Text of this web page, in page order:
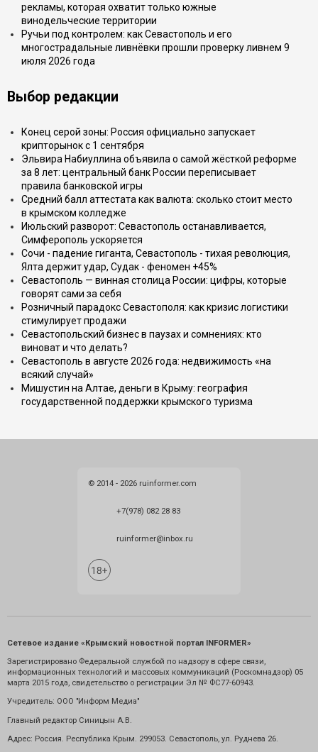
рекламы, которая охватит только южные
винодельческие территории
Ручьи под контролем: как Севастополь и его
многострадальные ливнёвки прошли проверку ливнем 9
июля 2026 года
Выбор редакции
Конец серой зоны: Россия официально запускает
крипторынок с 1 сентября
Эльвира Набиуллина объявила о самой жёсткой реформе
за 8 лет: центральный банк России переписывает
правила банковской игры
Средний балл аттестата как валюта: сколько стоит место
в крымском колледже
Июльский разворот: Севастополь останавливается,
Симферополь ускоряется
Сочи - падение гиганта, Севастополь - тихая революция,
Ялта держит удар, Судак - феномен +45%
Севастополь — винная столица России: цифры, которые
говорят сами за себя
Розничный парадокс Севастополя: как кризис логистики
стимулирует продажи
Севастопольский бизнес в паузах и сомнениях: кто
виноват и что делать?
Севастополь в августе 2026 года: недвижимость «на
всякий случай»
Мишустин на Алтае, деньги в Крыму: география
государственной поддержки крымского туризма
© 2014 - 2026 ruinformer.com
+7(978) 082 28 83
ruinformer@inbox.ru
Сетевое издание «Крымский новостной портал INFORMER»
Зарегистрировано Федеральной службой по надзору в сфере связи,
информационных технологий и массовых коммуникаций (Роскомнадзор) 05
марта 2015 года, свидетельство о регистрации Эл № ФС77-60943.
Учредитель: ООО "Информ Медиа"
Главный редактор Синицын А.В.
Адрес: Россия. Республика Крым. 299053. Севастополь, ул. Руднева 26.